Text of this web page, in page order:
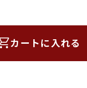
カートに入れる